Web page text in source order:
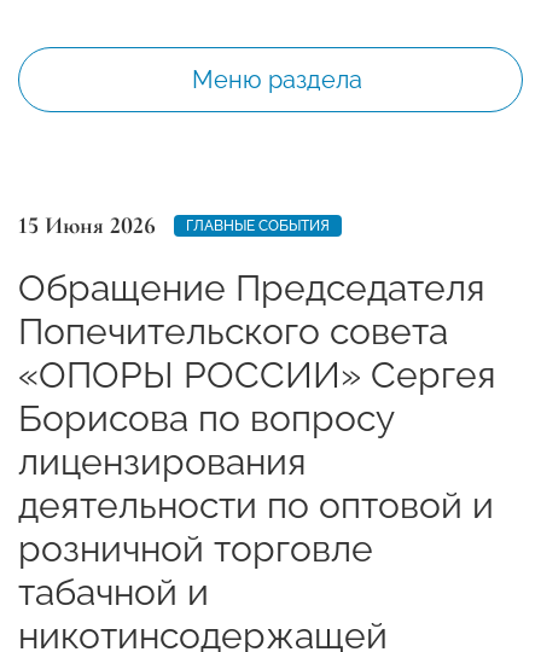
Меню раздела
15 Июня 2026 ГЛАВНЫЕ СОБЫТИЯ
Обращение Председателя
Попечительского совета
«ОПОРЫ РОССИИ» Сергея
Борисова по вопросу
лицензирования
деятельности по оптовой и
розничной торговле
табачной и
никотинсодержащей